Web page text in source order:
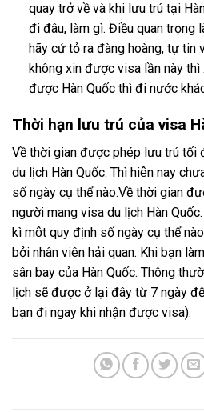
quay trở về và khi lưu trú tại
đi đâu, làm gì. Điều quan trọng
hãy cứ tỏ ra đàng hoàng, tự tin
không xin được visa lần này
được Hàn Quốc thì đi nước
Thời hạn lưu trú của visa
Về thời gian được phép lưu trú tối
du lịch Hàn Quốc. Thì hiện nay
số ngày cụ thể nào.Về thời gian
người mang visa du lịch Hàn
kì một quy định số ngày cụ thể
bởi nhân viên hải quan. Khi bạn
sân bay của Hàn Quốc. Thông
lịch sẽ được ở lại đây từ 7 ngày
bạn đi ngay khi nhận được visa).